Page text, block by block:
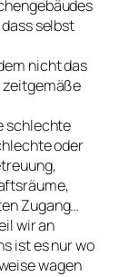
selbst
nicht das
zeitgemäße
schlechte
oder
Zugang…
wir an
ist es nur wo
wagen